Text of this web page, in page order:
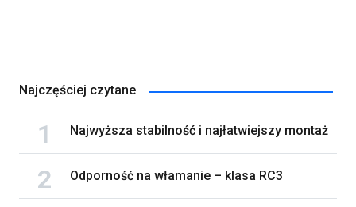
Najczęściej czytane
Najwyższa stabilność i najłatwiejszy montaż
Odporność na włamanie – klasa RC3